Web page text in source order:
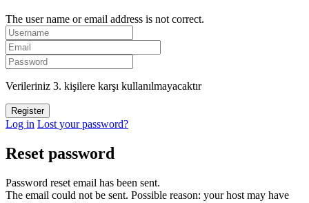
The user name or email address is not correct.
Verileriniz 3. kişilere karşı kullanılmayacaktır
Log in Lost your password?
Reset password
Password reset email has been sent.
The email could not be sent. Possible reason: your host may have